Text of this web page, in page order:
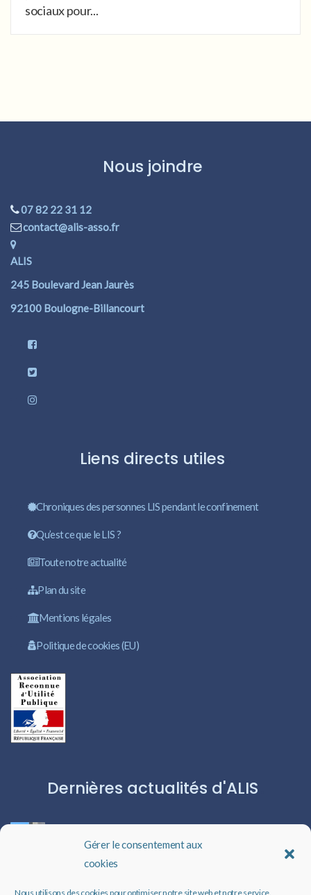
Gérer le consentement aux
cookies
Nous utilisons des cookies pour optimiser notre site web et notre service.
sociaux pour...
Nous joindre
07 82 22 31 12
contact@alis-asso.fr
ALIS
245 Boulevard Jean Jaurès
92100 Boulogne-Billancourt
Liens directs utiles
Chroniques des personnes LIS pendant le confinement
Qu’est ce que le LIS ?
Toute notre actualité
Plan du site
Mentions légales
Politique de cookies (EU)
Dernières actualités d'ALIS
Les livres audio : une porte ouverte sur l’évasion